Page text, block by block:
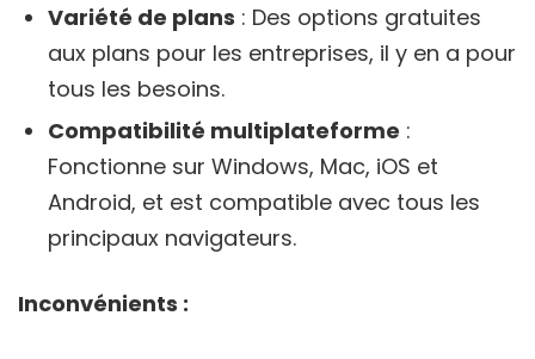
Variété de plans : Des options gratuites
aux plans pour les entreprises, il y en a pour
tous les besoins.
Compatibilité multiplateforme :
Fonctionne sur Windows, Mac, iOS et
Android, et est compatible avec tous les
principaux navigateurs.
Inconvénients :